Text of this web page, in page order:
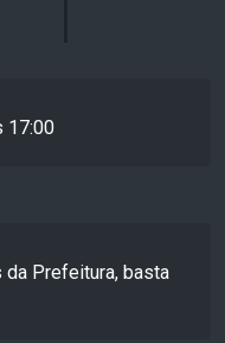
17:00
Prefeitura, basta